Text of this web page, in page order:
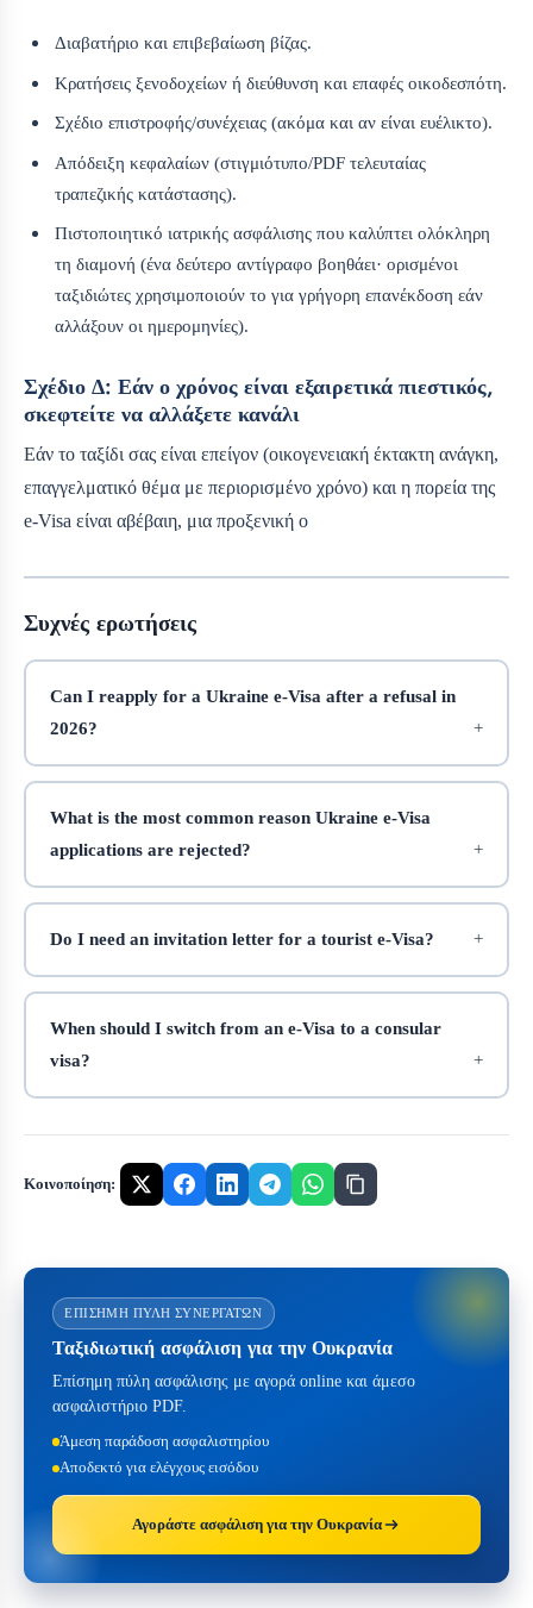
Διαβατήριο και επιβεβαίωση βίζας.
Κρατήσεις ξενοδοχείων ή διεύθυνση και επαφές οικοδεσπότη.
Σχέδιο επιστροφής/συνέχειας (ακόμα και αν είναι ευέλικτο).
Απόδειξη κεφαλαίων (στιγμιότυπο/PDF τελευταίας
τραπεζικής κατάστασης).
Πιστοποιητικό ιατρικής ασφάλισης που καλύπτει ολόκληρη
τη διαμονή (ένα δεύτερο αντίγραφο βοηθάει· ορισμένοι
ταξιδιώτες χρησιμοποιούν το για γρήγορη επανέκδοση εάν
αλλάξουν οι ημερομηνίες).
Σχέδιο Δ: Εάν ο χρόνος είναι εξαιρετικά πιεστικός,
σκεφτείτε να αλλάξετε κανάλι
Εάν το ταξίδι σας είναι επείγον (οικογενειακή έκτακτη ανάγκη,
επαγγελματικό θέμα με περιορισμένο χρόνο) και η πορεία της
e-Visa είναι αβέβαιη, μια προξενική ο
Συχνές ερωτήσεις
Can I reapply for a Ukraine e‑Visa after a refusal in
2026?
What is the most common reason Ukraine e‑Visa
applications are rejected?
Do I need an invitation letter for a tourist e‑Visa?
When should I switch from an e‑Visa to a consular
visa?
Κοινοποίηση:
ΕΠΊΣΗΜΗ ΠΎΛΗ ΣΥΝΕΡΓΑΤΏΝ
Ταξιδιωτική ασφάλιση για την Ουκρανία
Επίσημη πύλη ασφάλισης με αγορά online και άμεσο
ασφαλιστήριο PDF.
Άμεση παράδοση ασφαλιστηρίου
Αποδεκτό για ελέγχους εισόδου
Αγοράστε ασφάλιση για την Ουκρανία